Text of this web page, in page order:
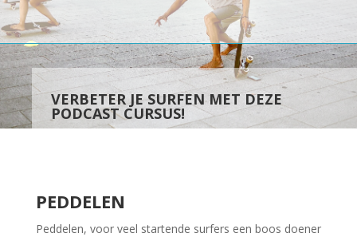
VERBETER JE SURFEN MET DEZE
PODCAST CURSUS!
PEDDELEN
Peddelen, voor veel startende surfers een boos doener